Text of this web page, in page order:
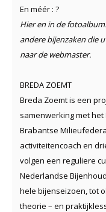
En méér : ?
Hier en in de
andere bijenzaken die
naar de webmaster.
BREDA ZOEMT
Breda Zoemt is een
samenwerking met
Brabantse
activiteitencoach en
volgen een reguliere
Nederlandse
hele bijenseizoen, tot
theorie – en